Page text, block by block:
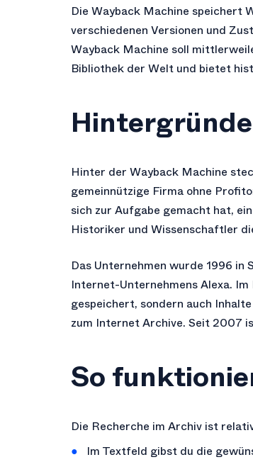
Die Wayback Machine speichert
verschiedenen Versionen und
Wayback Machine soll
Bibliothek der Welt und bietet
Hintergründe
Hinter der Wayback Machine
gemeinnützige Firma ohne
sich zur Aufgabe gemacht hat,
Historiker und Wissenschaftler
Das Unternehmen wurde 1996
Internet-Unternehmens Alexa.
gespeichert, sondern auch
zum Internet Archive. Seit 2007
So
Die Recherche im Archiv ist
Im Textfeld gibst du die